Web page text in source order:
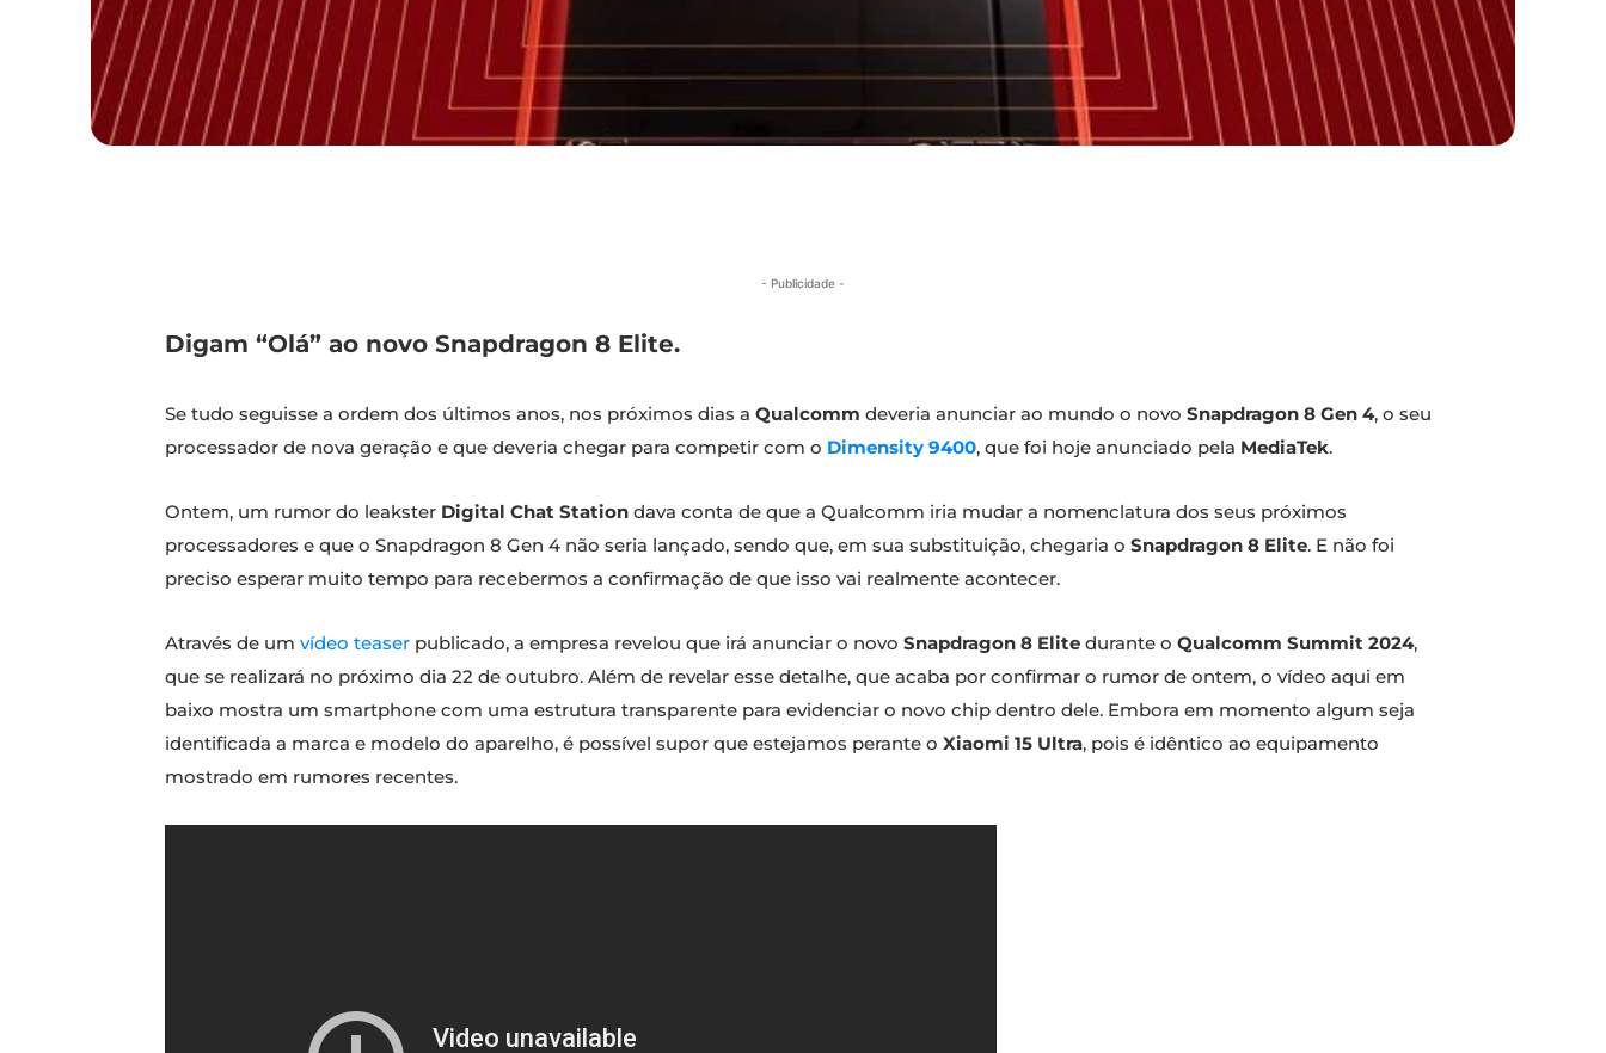
- Publicidade -
Digam “Olá” ao novo Snapdragon 8 Elite.
Se tudo seguisse a ordem dos últimos anos, nos próximos dias a Qualcomm deveria anunciar ao mundo o novo Snapdragon 8 Gen 4, o seu
processador de nova geração e que deveria chegar para competir com o Dimensity 9400, que foi hoje anunciado pela MediaTek.
Ontem, um rumor do leakster Digital Chat Station dava conta de que a Qualcomm iria mudar a nomenclatura dos seus próximos
processadores e que o Snapdragon 8 Gen 4 não seria lançado, sendo que, em sua substituição, chegaria o Snapdragon 8 Elite. E não foi
preciso esperar muito tempo para recebermos a confirmação de que isso vai realmente acontecer.
Através de um vídeo teaser publicado, a empresa revelou que irá anunciar o novo Snapdragon 8 Elite durante o Qualcomm Summit 2024,
que se realizará no próximo dia 22 de outubro. Além de revelar esse detalhe, que acaba por confirmar o rumor de ontem, o vídeo aqui em
baixo mostra um smartphone com uma estrutura transparente para evidenciar o novo chip dentro dele. Embora em momento algum seja
identificada a marca e modelo do aparelho, é possível supor que estejamos perante o Xiaomi 15 Ultra, pois é idêntico ao equipamento
mostrado em rumores recentes.